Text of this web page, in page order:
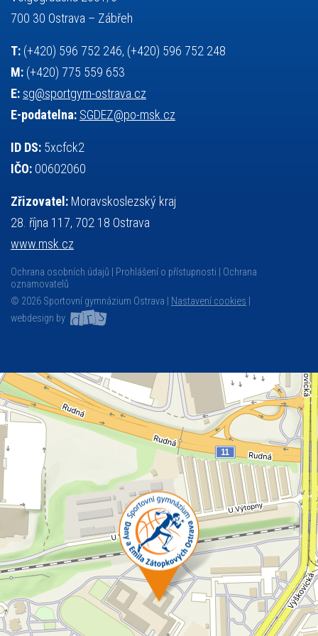
základy společenských věd
700 30 Ostrava – Zábřeh
T: (+420) 596 752 246, (+420) 596 752 248
M: (+420) 775 559 653
E: sg@sportgym-ostrava.cz
E-podatelna: SGDEZ@po-msk.cz
ID DS: 5xcfck2
IČO: 00602060
Zřizovatel: Moravskoslezský kraj
28. října 117, 702 18 Ostrava
www.msk.cz
Ochrana osobních údajů Prohlášení o přístupnosti
Ochrana
oznamovatelů
© 2026 Sportovní gymnázium Ostrava |
Nastavení cookies
webdesign by